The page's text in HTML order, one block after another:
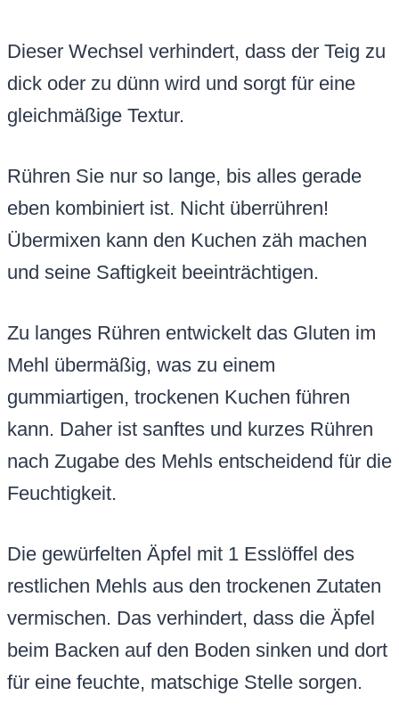
Dieser Wechsel verhindert, dass der Teig zu
dick oder zu dünn wird und sorgt für eine
gleichmäßige Textur.
Rühren Sie nur so lange, bis alles gerade
eben kombiniert ist. Nicht überrühren!
Übermixen kann den Kuchen zäh machen
und seine Saftigkeit beeinträchtigen.
Zu langes Rühren entwickelt das Gluten im
Mehl übermäßig, was zu einem
gummiartigen, trockenen Kuchen führen
kann. Daher ist sanftes und kurzes Rühren
nach Zugabe des Mehls entscheidend für die
Feuchtigkeit.
Die gewürfelten Äpfel mit 1 Esslöffel des
restlichen Mehls aus den trockenen Zutaten
vermischen. Das verhindert, dass die Äpfel
beim Backen auf den Boden sinken und dort
für eine feuchte, matschige Stelle sorgen.